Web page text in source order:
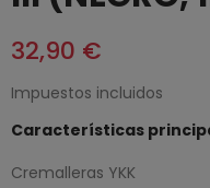
32,90 €
Impuestos incluidos
Características
Cremalleras YKK